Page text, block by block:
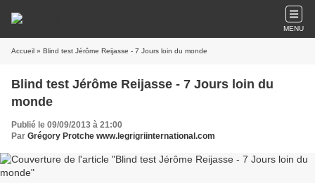
MENU
Accueil » Blind test Jérôme Reijasse - 7 Jours loin du monde
Blind test Jérôme Reijasse - 7 Jours loin du
monde
Publié le 09/09/2013 à 21:00
Par Grégory Protche www.legrigriinternational.com